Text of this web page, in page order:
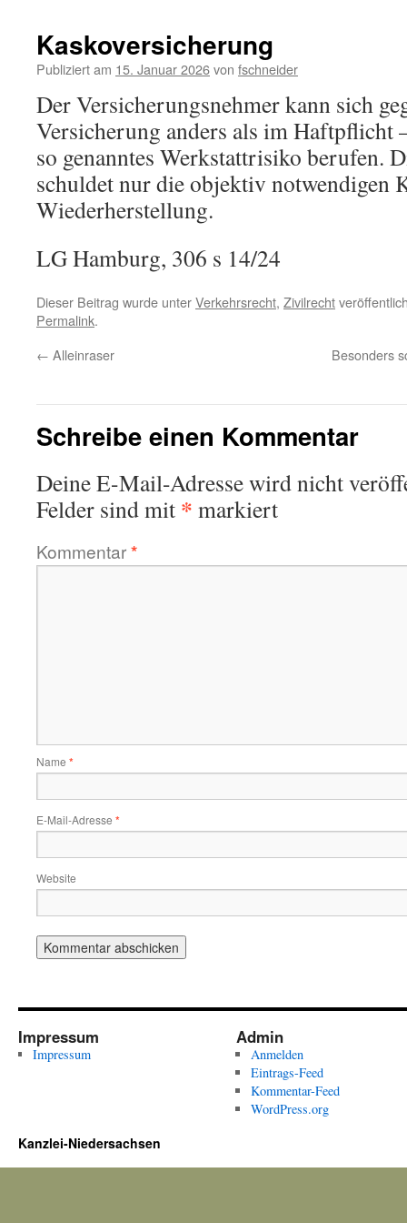
Kaskoversicherung
Publiziert am 15. Januar 2026von fschneider
Der Versicherungsnehmer kann sich
Versicherung anders als im Haftpflicht
so genanntes Werkstattrisiko berufen.
schuldet nur die objektiv notwendigen
Wiederherstellung.
LG Hamburg, 306 s 14/24
Dieser Beitrag wurde unterVerkehrsrecht, Zivilrecht
Permalink.
← Alleinraser Besonders
Schreibe einen Kommentar
Deine E-Mail-Adresse wird nicht
Felder sind mit * markiert
Kommentar*
Name *
E-Mail-Adresse *
Website
Impressum
Impressum
Admin
Anmelden
Eintrags-Feed
Kommentar-Feed
WordPress.org
Kanzlei-Niedersachsen